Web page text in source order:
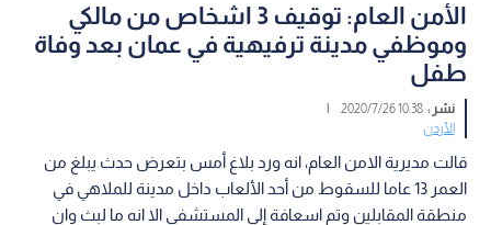
الأمن العام: توقيف 3 اشخاص من مالكي
وموظفي مدينة ترفيهية في عمان بعد وفاة
طفل
نشر :10:38 2020/7/26
|
الأردن
قالت مديرية الامن العام، انه ورد بلاغ أمس بتعرض حدث يبلغ من
العمر 13 عاما للسقوط من أحد الألعاب داخل مدينة للملاهي في
منطقة المقابلين وتم اسعافة إلى المستشفى الا انه ما لبث وان